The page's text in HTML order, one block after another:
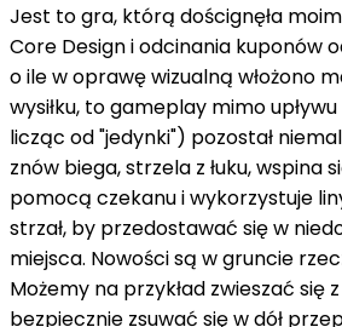
Jest to gra, którą doścignęła
Core Design i odcinania kuponów
o ile w oprawę wizualną włożono
wysiłku, to gameplay mimo
licząc od "jedynki") pozostał
znów biega, strzela z łuku, wspina
pomocą czekanu i wykorzystuje
strzał, by przedostawać się w
miejsca. Nowości są w gruncie
Możemy na przykład zwieszać się
bezpiecznie zsuwać się w dół